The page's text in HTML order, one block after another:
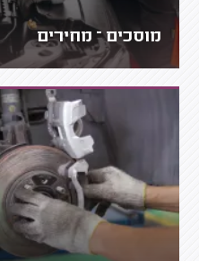
מוסכים – מחירים